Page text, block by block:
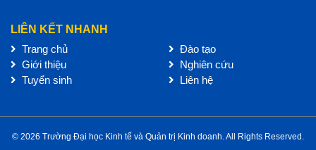
LIÊN KẾT NHANH
Trang chủ
Giới thiệu
Tuyển sinh
Đào tạo
Nghiên cứu
Liên hệ
© 2026 Trường Đại học Kinh tế và Quản trị Kinh doanh. All Rights Reserved.